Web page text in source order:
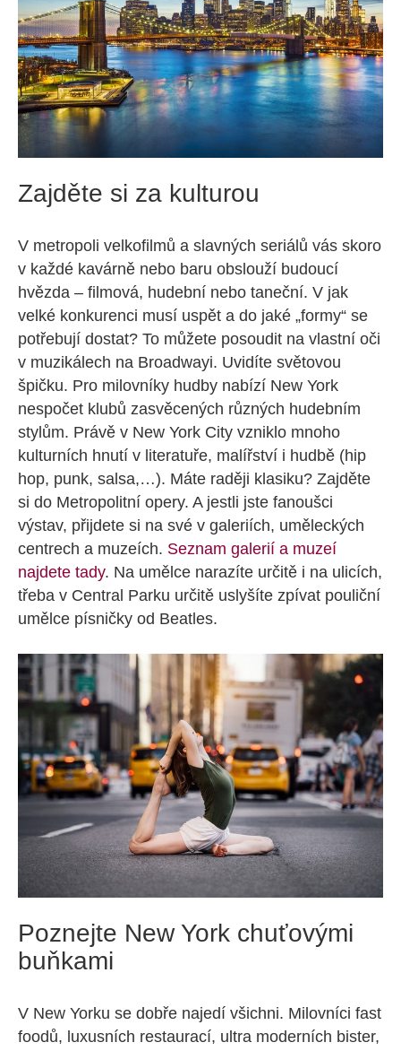
Zajděte si za kulturou
V metropoli velkofilmů a slavných seriálů vás skoro
v každé kavárně nebo baru obslouží budoucí
hvězda – filmová, hudební nebo taneční. V jak
velké konkurenci musí uspět a do jaké „formy“ se
potřebují dostat? To můžete posoudit na vlastní oči
v muzikálech na Broadwayi. Uvidíte světovou
špičku. Pro milovníky hudby nabízí New York
nespočet klubů zasvěcených různých hudebním
stylům. Právě v New York City vzniklo mnoho
kulturních hnutí v literatuře, malířství i hudbě (hip
hop, punk, salsa,…). Máte raději klasiku? Zajděte
si do Metropolitní opery. A jestli jste fanoušci
výstav, přijdete si na své v galeriích, uměleckých
centrech a muzeích. Seznam galerií a muzeí
najdete tady. Na umělce narazíte určitě i na ulicích,
třeba v Central Parku určitě uslyšíte zpívat pouliční
umělce písničky od Beatles.
Poznejte New York chuťovými
buňkami
V New Yorku se dobře najedí všichni. Milovníci fast
foodů, luxusních restaurací, ultra moderních bister,